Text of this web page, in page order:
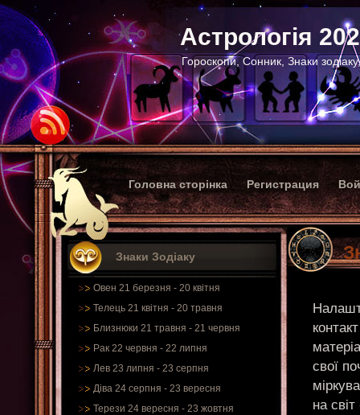
Астрологія
Гороскопи, Сонник, Знаки
Головна сторінка Регистрация
Знаки Зодіаку
Овен 21 березня - 20 квітня
Телець 21 квітня - 20 травня
Близнюки 21 травня - 21 червня
Рак 22 червня - 22 липня
Лев 23 липня - 23 серпня
Діва 24 серпня - 23 вересня
Терези 24 вересня - 23 жовтня
свої
на